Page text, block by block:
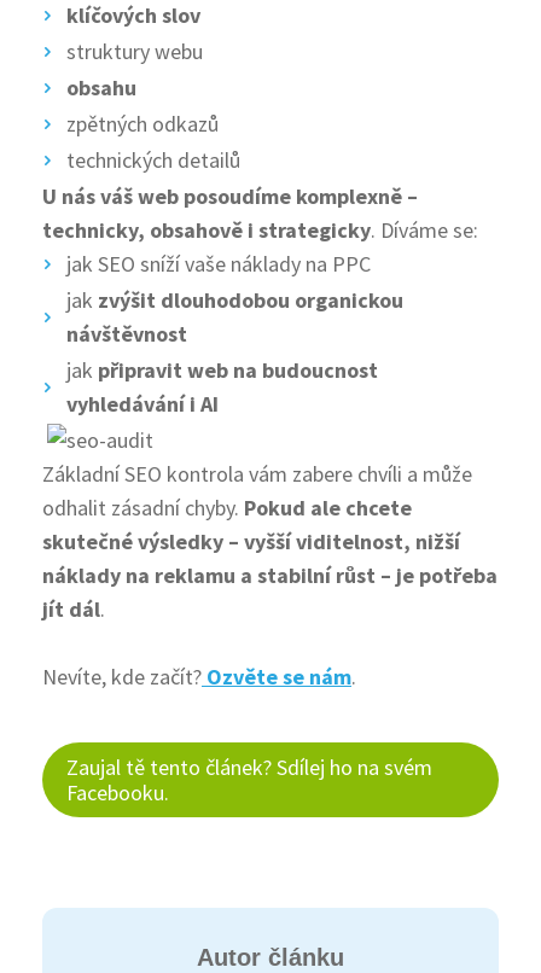
klíčových slov
struktury webu
obsahu
zpětných odkazů
technických detailů
U nás váš web posoudíme komplexně –
technicky, obsahově i strategicky. Díváme se:
jak SEO sníží vaše náklady na PPC
jak zvýšit dlouhodobou organickou
návštěvnost
jak připravit web na budoucnost
vyhledávání i AI
Základní SEO kontrola vám zabere chvíli a může
odhalit zásadní chyby. Pokud ale chcete
skutečné výsledky – vyšší viditelnost, nižší
náklady na reklamu a stabilní růst – je potřeba
jít dál.
Nevíte, kde začít? Ozvěte se nám.
Zaujal tě tento článek? Sdílej ho na svém
Facebooku.
Autor článku